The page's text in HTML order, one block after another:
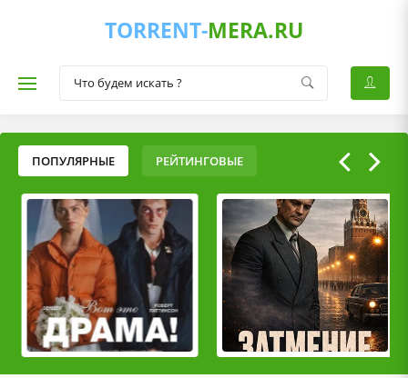
TORRENT-MERA.RU
ПОПУЛЯРНЫЕ РЕЙТИНГОВЫЕ